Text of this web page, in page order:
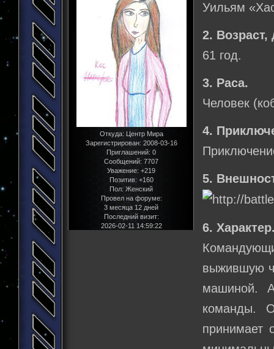
Откуда:Центр Мира
Зарегистрирован: 2008-03-16
Приглашений: 0
Сообщений: 7707
Уважение: +219
Позитив: +160
Пол:Женский
Провел на форуме:
3 месяца 12 дней
Последний визит:
2026-02-11 14:59:22
Уильям
2. Возраст,
61 год.
3. Раса.
Человек
4.
5.
6.
выжившую
машиной.
команды.
принимает